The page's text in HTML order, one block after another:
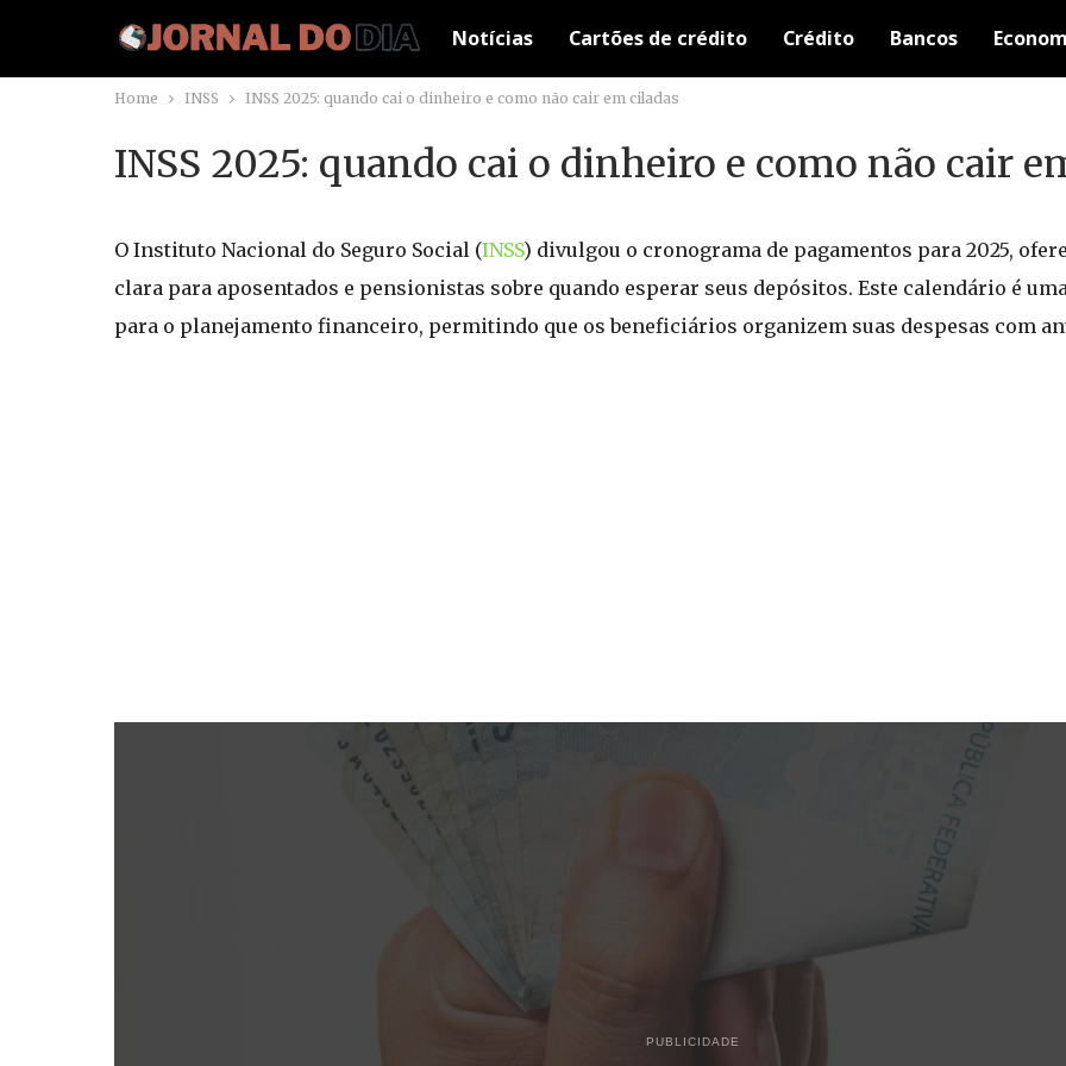
Notícias Cartões de crédito Crédito Bancos
Home INSS INSS 2025: quando cai o dinheiro e como não cair em ciladas
INSS 2025: quando cai o dinheiro e como não cair
O Instituto Nacional do Seguro Social (INSS) divulgou o cronograma de pagamentos para 2025,
clara para aposentados e pensionistas sobre quando esperar seus depósitos. Este calendário é
para o planejamento financeiro, permitindo que os beneficiários organizem suas despesas com
PUBLICIDADE